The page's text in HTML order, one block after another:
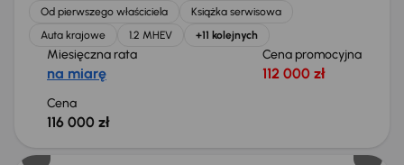
Od pierwszego właściciela
Książka serwisowa
Auta krajowe
1.2 MHEV +11 kolejnych
Miesięczna rata
na miarę
Cena promocyjna
112 000 zł
Cena
116 000 zł
Taniej o 1 000 zł